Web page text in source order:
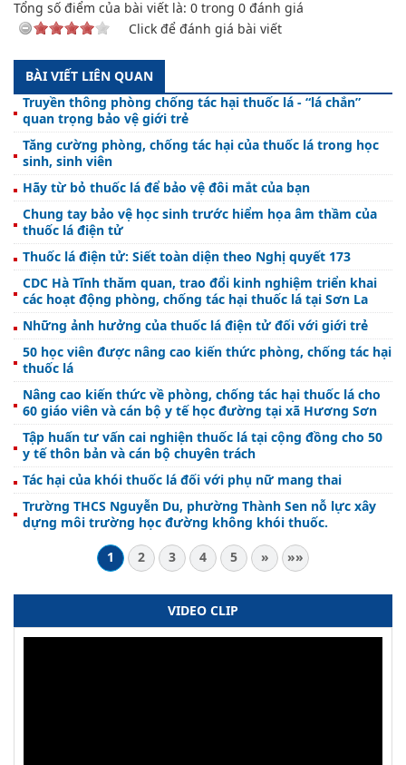
Tổng số điểm của bài viết là: 0 trong 0 đánh giá
Click để đánh giá bài viết
BÀI VIẾT LIÊN QUAN
Truyền thông phòng chống tác hại thuốc lá - “lá chắn”
quan trọng bảo vệ giới trẻ
Tăng cường phòng, chống tác hại của thuốc lá trong học
sinh, sinh viên
Hãy từ bỏ thuốc lá để bảo vệ đôi mắt của bạn
Chung tay bảo vệ học sinh trước hiểm họa âm thầm của
thuốc lá điện tử
Thuốc lá điện tử: Siết toàn diện theo Nghị quyết 173
CDC Hà Tĩnh thăm quan, trao đổi kinh nghiệm triển khai
các hoạt động phòng, chống tác hại thuốc lá tại Sơn La
Những ảnh hưởng của thuốc lá điện tử đối với giới trẻ
50 học viên được nâng cao kiến thức phòng, chống tác hại
thuốc lá
Nâng cao kiến thức về phòng, chống tác hại thuốc lá cho
60 giáo viên và cán bộ y tế học đường tại xã Hương Sơn
Tập huấn tư vấn cai nghiện thuốc lá tại cộng đồng cho 50
y tế thôn bản và cán bộ chuyên trách
Tác hại của khói thuốc lá đối với phụ nữ mang thai
Trường THCS Nguyễn Du, phường Thành Sen nỗ lực xây
dựng môi trường học đường không khói thuốc.
1
2 3 4 5 » »»
VIDEO CLIP